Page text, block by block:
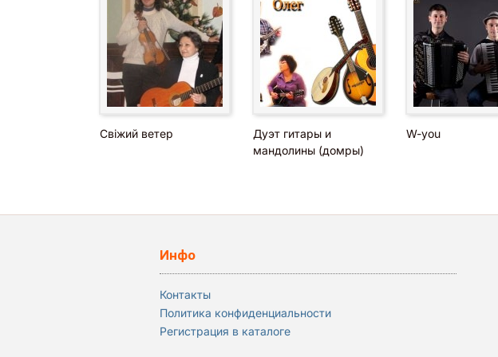
Свіжий ветер
Дуэт гитары и
мандолины (домры)
W-you
Инфо
Контакты
Политика конфиденциальности
Регистрация в каталоге